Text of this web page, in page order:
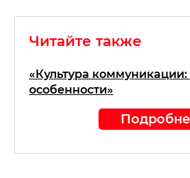
Читайте также
«Культура коммуникации:
особенности»